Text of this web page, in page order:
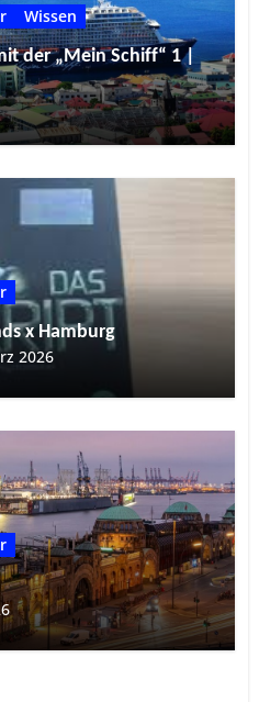
Wissen
der „Mein Schiff“ 1 |
x Hamburg
2026